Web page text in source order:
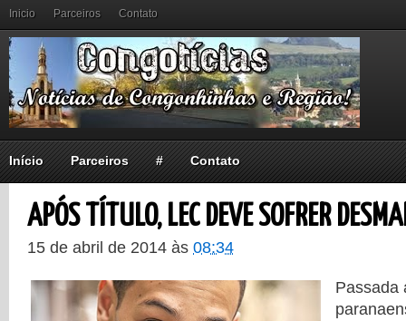
Inicio Parceiros Contato
Início Parceiros # Contato
APÓS TÍTULO, LEC DEVE SOFRER
15 de abril de 2014 às 08:34
Passada